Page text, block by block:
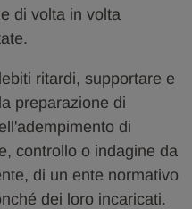
di volta in volta
ritardi, supportare e
preparazione di
di
controllo o indagine da
di un ente normativo
dei loro incaricati.